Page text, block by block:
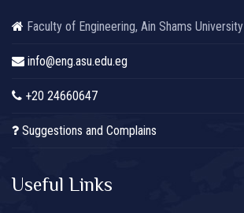
Faculty of Engineering, Ain Shams University
info@eng.asu.edu.eg
+20 24660647
Suggestions and Complains
Useful Links